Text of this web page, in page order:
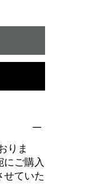
りま
ご購入
せていた